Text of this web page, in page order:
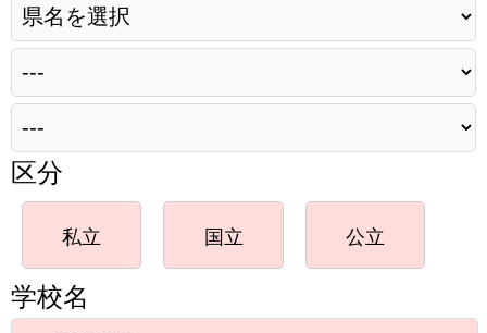
区分
私立 国立 公立
学校名